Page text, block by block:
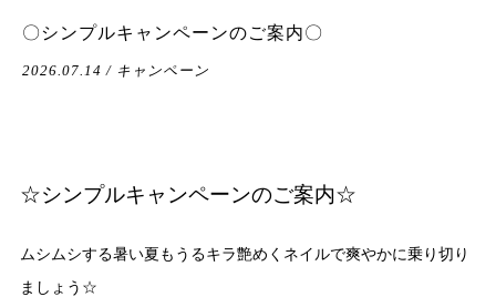
〇シンプルキャンペーンのご案内〇
2026.07.14 / キャンペーン
☆シンプルキャンペーンのご案内☆
ムシムシする暑い夏もうるキラ艶めくネイルで爽やかに乗り切り
ましょう☆